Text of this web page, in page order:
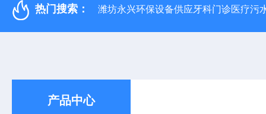
热门搜索： 潍坊永兴环保设备供应牙科门诊医疗污
产品中心